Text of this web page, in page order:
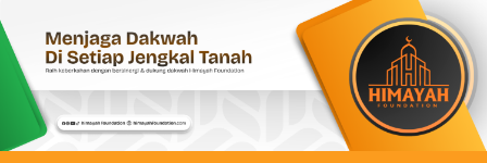
to
content
Himayah
Foundation
Menjaga
Dakwah
di